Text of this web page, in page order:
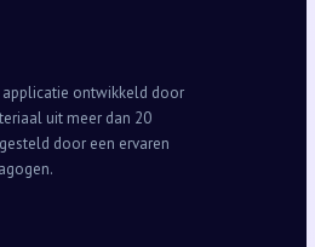
ontwikkeld door
uit meer dan 20
door een ervaren